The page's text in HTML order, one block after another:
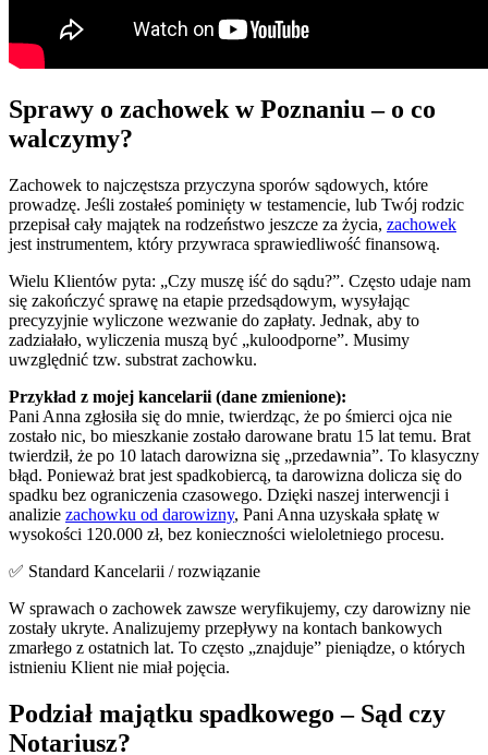
Sprawy o zachowek w Poznaniu – o co
walczymy?
Zachowek to najczęstsza przyczyna sporów sądowych, które
prowadzę. Jeśli zostałeś pominięty w testamencie, lub Twój rodzic
przepisał cały majątek na rodzeństwo jeszcze za życia, zachowek
jest instrumentem, który przywraca sprawiedliwość finansową.
Wielu Klientów pyta: „Czy muszę iść do sądu?”. Często udaje nam
się zakończyć sprawę na etapie przedsądowym, wysyłając
precyzyjnie wyliczone wezwanie do zapłaty. Jednak, aby to
zadziałało, wyliczenia muszą być „kuloodporne”. Musimy
uwzględnić tzw. substrat zachowku.
Przykład z mojej kancelarii (dane zmienione):
Pani Anna zgłosiła się do mnie, twierdząc, że po śmierci ojca nie
zostało nic, bo mieszkanie zostało darowane bratu 15 lat temu. Brat
twierdził, że po 10 latach darowizna się „przedawnia”. To klasyczny
błąd. Ponieważ brat jest spadkobiercą, ta darowizna dolicza się do
spadku bez ograniczenia czasowego. Dzięki naszej interwencji i
analizie zachowku od darowizny, Pani Anna uzyskała spłatę w
wysokości 120.000 zł, bez konieczności wieloletniego procesu.
✅ Standard Kancelarii / rozwiązanie
W sprawach o zachowek zawsze weryfikujemy, czy darowizny nie
zostały ukryte. Analizujemy przepływy na kontach bankowych
zmarłego z ostatnich lat. To często „znajduje” pieniądze, o których
istnieniu Klient nie miał pojęcia.
Podział majątku spadkowego – Sąd czy
Notariusz?